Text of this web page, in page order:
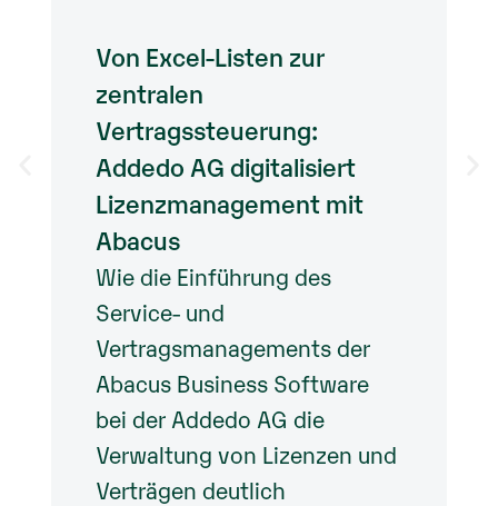
Von Excel-Listen zur
zentralen
Vertragssteuerung:
Addedo AG digitalisiert
Lizenzmanagement mit
Abacus
Wie die Einführung des
Service- und
Vertragsmanagements der
Abacus Business Software
bei der Addedo AG die
Verwaltung von Lizenzen und
Verträgen deutlich